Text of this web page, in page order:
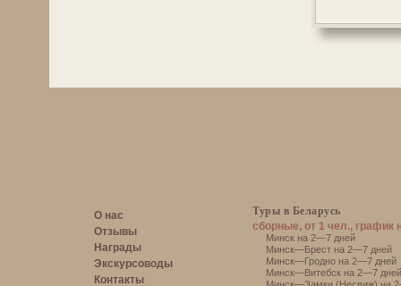
О нас
Отзывы
Награды
Экскурсоводы
Контакты
Туры в Беларусь
сборные, от 1 чел., график
Минск на 2—7 дней
Минск—Брест на 2—7 дней
Минск—Гродно на 2—7 дней
Минск—Витебск на 2—7 дней